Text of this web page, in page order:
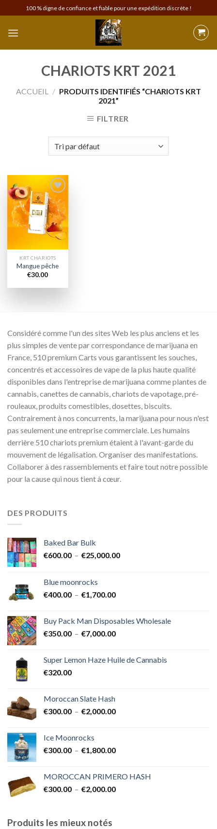
to
content
100 % digne de confiance et fiable pour une expédition discrète !
CHARIOTS KRT 2021
ACCUEIL / PRODUITS IDENTIFIÉS “CHARIOTS KRT
2021”
FILTRER
Add to
wishlist
KRT CHARIOTS
Mangue pêche
€30.00
Considéré comme l'un des sites Web les plus anciens et les
plus simples de vente par correspondance de marijuana en
France, 510 premium Carts vous garantissent les souches,
concentrés et accessoires de vape de la plus haute qualité
disponibles dans l'entreprise de marijuana comme plantes de
cannabis, canettes de cannabis, chariots de vapotage, pré-
rouleaux, produits comestibles, dosettes, biscuits.
Contrairement à nos concurrents, la marijuana pour nous n'est
pas seulement une entreprise commerciale. Les humains
derrière 510 chariots premium étaient à l'avant-garde du
mouvement de légalisation. Organiser des manifestations.
Collaborer à des rassemblements et faire tout notre possible
pour la cause qui nous tient à cœur.
DES PRODUITS
Baked Bar Bulk
€600.00 – €25,000.00Plage
Blue moonrocks
€400.00 – €1,700.00Plage
€400.00
à
Buy Pack Man Disposables Wholesale
€350.00 – €7,000.00Plage
€350.00
Super Lemon Haze Huile de Cannabis
€320.00
Moroccan Slate Hash
€300.00 – €2,000.00Plage
à
Ice Moonrocks
€300.00 – €1,800.00Plage
€300.00
à
MOROCCAN PRIMERO HASH
€300.00 – €2,000.00Plage
Produits les mieux notés